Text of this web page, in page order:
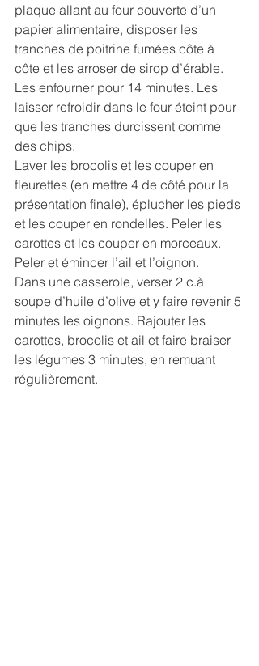
plaque allant au four couverte d’un
papier alimentaire, disposer les
tranches de poitrine fumées côte à
côte et les arroser de sirop d’érable.
Les enfourner pour 14 minutes. Les
laisser refroidir dans le four éteint pour
que les tranches durcissent comme
des chips.
Laver les brocolis et les couper en
fleurettes (en mettre 4 de côté pour la
présentation finale), éplucher les pieds
et les couper en rondelles. Peler les
carottes et les couper en morceaux.
Peler et émincer l’ail et l’oignon.
Dans une casserole, verser 2 c.à
soupe d’huile d’olive et y faire revenir 5
minutes les oignons. Rajouter les
carottes, brocolis et ail et faire braiser
les légumes 3 minutes, en remuant
régulièrement.